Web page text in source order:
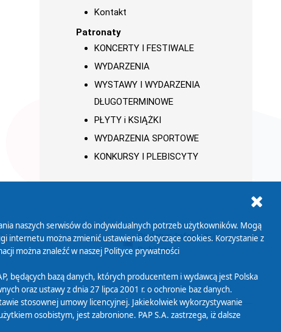
Kontakt
Patronaty
KONCERTY I FESTIWALE
WYDARZENIA
WYSTAWY I WYDARZENIA
DŁUGOTERMINOWE
PŁYTY i KSIĄŻKI
WYDARZENIA SPORTOWE
KONKURSY I PLEBISCYTY
Biuletyn Informacji
Publicznej
naszych serwisów do indywidualnych potrzeb użytkowników. Mogą
internetu można zmienić ustawienia dotyczące cookies. Korzystanie z
można znaleźć w naszej Polityce prywatności
będących bazą danych, których producentem i wydawcą jest Polska
oraz ustawy z dnia 27 lipca 2001 r. o ochronie baz danych.
stosownej umowy licencyjnej. Jakiekolwiek wykorzystywanie
osobistym, jest zabronione. PAP S.A. zastrzega, iż dalsze